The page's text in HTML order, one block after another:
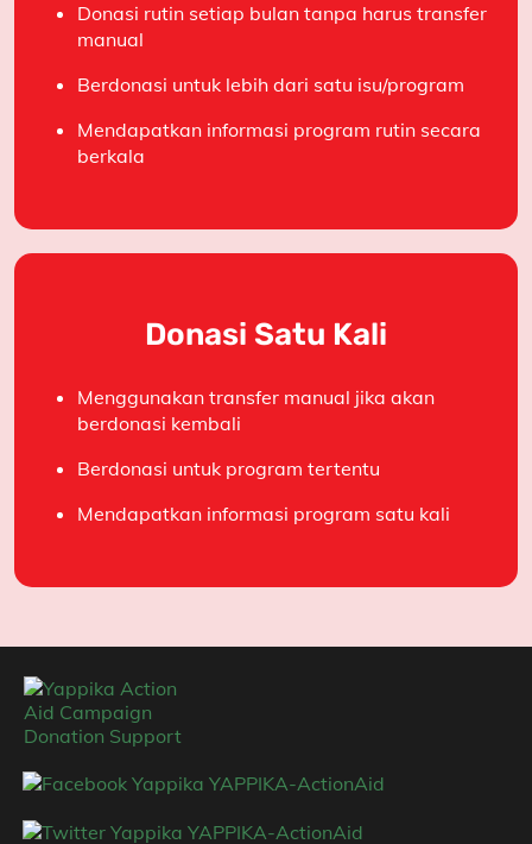
Donasi rutin setiap bulan tanpa harus transfer
manual
Berdonasi untuk lebih dari satu isu/program
Mendapatkan informasi program rutin secara
berkala
Donasi Satu Kali
Menggunakan transfer manual jika akan
berdonasi kembali
Berdonasi untuk program tertentu
Mendapatkan informasi program satu kali